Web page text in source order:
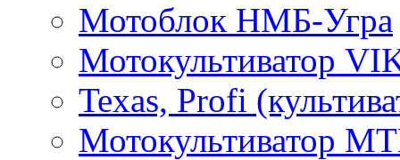
Мотоблок НМБ-Угра
Мотокультиватор
Texas, Profi
Мотокультиватор